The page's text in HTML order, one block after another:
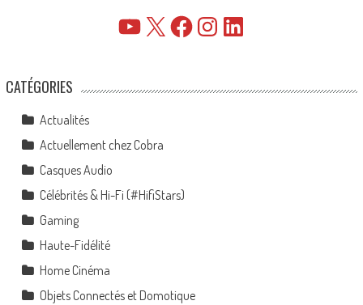
YouTube FacebookInstagramLinkedIn
CATÉGORIES
Actualités
Actuellement chez Cobra
Casques Audio
Célébrités & Hi-Fi (#HifiStars)
Gaming
Haute-Fidélité
Home Cinéma
Objets Connectés et Domotique